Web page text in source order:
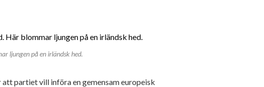
ljungen på en irländsk hed.
att partiet vill införa en gemensam europeisk